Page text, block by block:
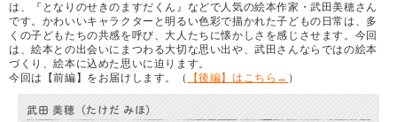
は、『となりのせきのますだくん』などで人気の絵本作家・武田美穂さん
です。かわいいキャラクターと明るい色彩で描かれた子どもの日常は、多
くの子どもたちの共感を呼び、大人たちに懐かしさを感じさせます。今回
は、絵本との出会いにまつわる大切な思い出や、武田さんならではの絵本
づくり、絵本に込めた思いに迫ります。
今回は【前編】をお届けします。（
【後編】はこちら→ ）
武田 美穂（たけだ みほ）